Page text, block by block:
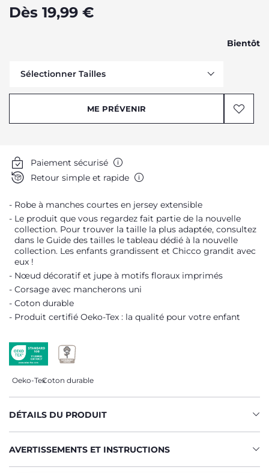
Dès 19,99 €
Bientôt
Sélectionner Tailles
Me prévenir
Me prévenir
Me prévenir
Me prévenir
Me prévenir
ME PRÉVENIR
Paiement sécurisé
Retour simple et rapide
Robe à manches courtes en jersey extensible
Le produit que vous regardez fait partie de la nouvelle
collection. Pour trouver la taille la plus adaptée, consultez
dans le Guide des tailles le tableau dédié à la nouvelle
collection. Les enfants grandissent et Chicco grandit avec
eux !
Nœud décoratif et jupe à motifs floraux imprimés
Corsage avec mancherons uni
Coton durable
Produit certifié Oeko-Tex : la qualité pour votre enfant
Oeko-TexCoton durable
DÉTAILS DU PRODUIT
AVERTISSEMENTS ET INSTRUCTIONS